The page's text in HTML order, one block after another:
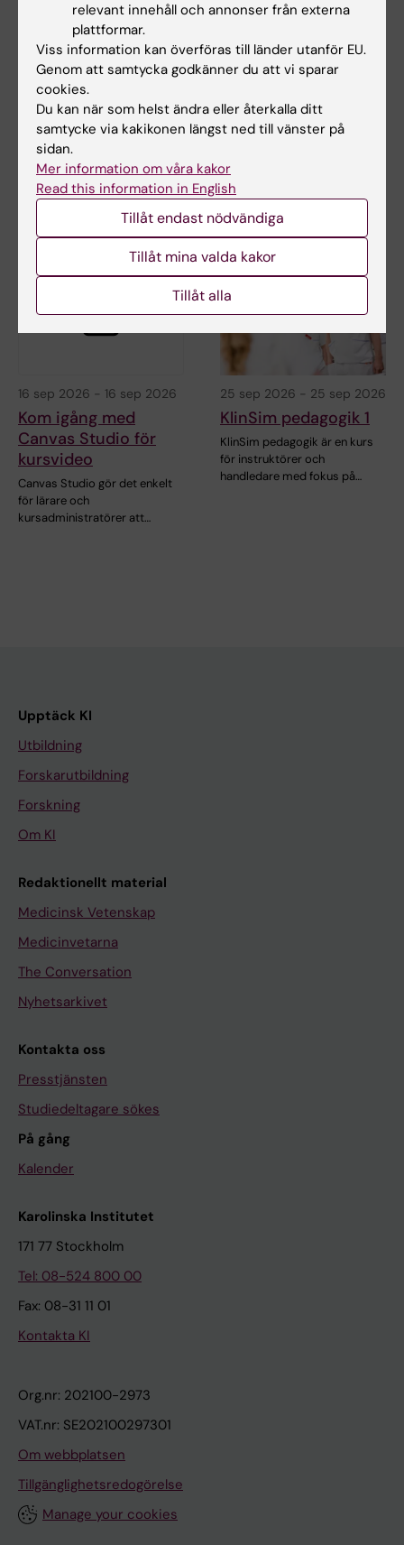
27 aug 2026-28 aug 2026
Grundläggande
pedagogik för kliniska
lärare inom
verksamhetsförlagd
utbildning (VFU) på
läkarprogrammet
Kursen är särskilt framtagen
för dig som skall arbeta som
kliniska lärare…
11 sep 2026- 11 sep 2026
Online Workshop för
nybörjare i REDCap:
REDCap Basics
Använder du eller planerar du
att använda REDCap som ett
16 sep 2026 - 16 sep 2026
Kom igång med
Canvas Studio för
kursvideo
Canvas Studio gör det enkelt
för lärare och
kursadministratörer att…
25 sep 2026 - 25 sep 2026
KlinSim pedagogik 1
KlinSim pedagogik är en kurs
för instruktörer och
handledare med fokus på…
Upptäck KI
Utbildning
Forskarutbildning
Forskning
Om KI
Redaktionellt material
Medicinsk Vetenskap
Medicinvetarna
The Conversation
Nyhetsarkivet
Kontakta oss
Presstjänsten
Studiedeltagare sökes
På gång
Kalender
Karolinska Institutet
171 77 Stockholm
Tel: 08-524 800 00
Fax: 08-31 11 01
Kontakta KI
Org.nr: 202100-2973
VAT.nr: SE202100297301
Om webbplatsen
Tillgänglighetsredogörelse
Manage your cookies
relevant innehåll och annonser från externa
plattformar.
Viss information kan överföras till länder utanför EU.
Genom att samtycka godkänner du att vi sparar
cookies.
Du kan när som helst ändra eller återkalla ditt
samtycke via kakikonen längst ned till vänster på
sidan.
Mer information om våra kakor
Read this information in English
Tillåt endast nödvändiga
Tillåt mina valda kakor
Tillåt alla